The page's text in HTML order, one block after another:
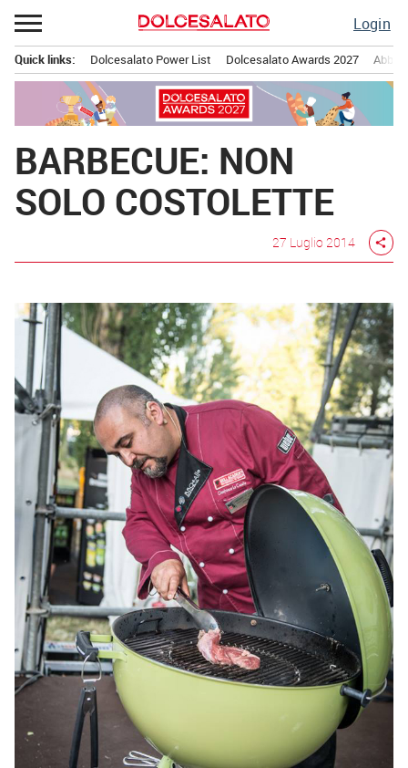
Passa
al
contenuto
Login
principale
Quick links: Dolcesalato Power List Dolcesalato Awards 2027
BARBECUE: NON
SOLO COSTOLETTE
27 Luglio 2014 share